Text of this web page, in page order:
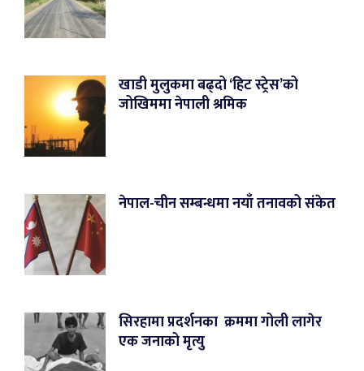
खाडी मुलुकमा बढ्दो ‘हिट स्ट्रेस’को
जोखिममा नेपाली श्रमिक
नेपाल-चीन सम्बन्धमा नयाँ तनावको संकेत
सिरहामा प्रदर्शनका क्रममा गोली लागेर
एक जनाको मृत्यु